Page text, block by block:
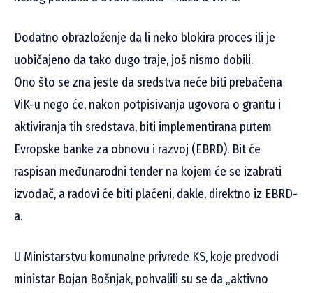
Dodatno obrazloženje da li neko blokira proces ili je
uobičajeno da tako dugo traje, još nismo dobili.
Ono što se zna jeste da sredstva neće biti prebačena
ViK-u nego će, nakon potpisivanja ugovora o grantu i
aktiviranja tih sredstava, biti implementirana putem
Evropske banke za obnovu i razvoj (EBRD). Bit će
raspisan međunarodni tender na kojem će se izabrati
izvođač, a radovi će biti plaćeni, dakle, direktno iz EBRD-
a.
U Ministarstvu komunalne privrede KS, koje predvodi
ministar Bojan Bošnjak, pohvalili su se da „aktivno